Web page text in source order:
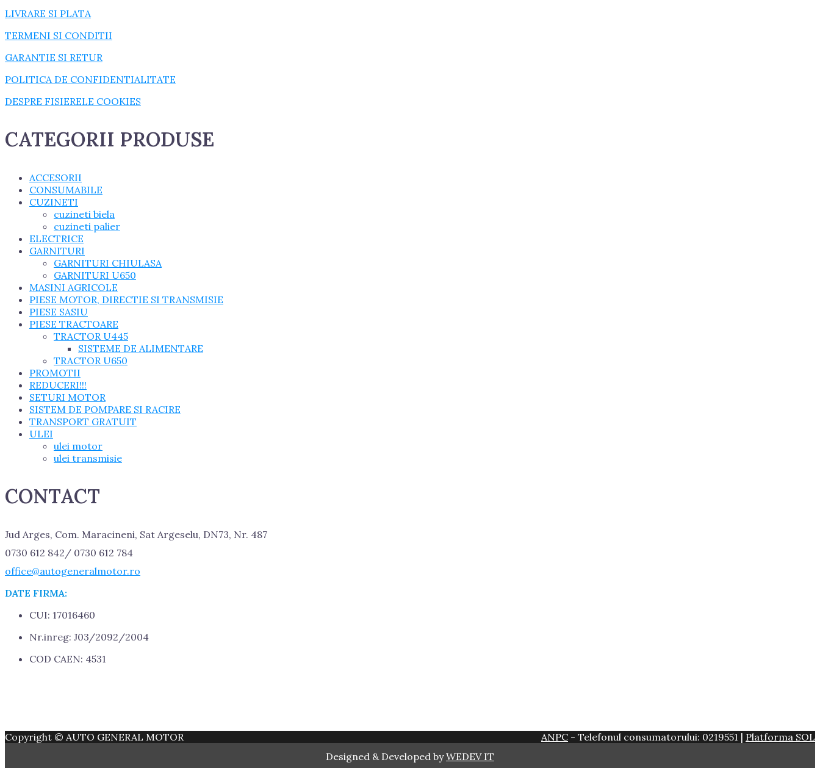
LIVRARE SI PLATA
TERMENI SI CONDITII
GARANTIE SI RETUR
POLITICA DE CONFIDENTIALITATE
DESPRE FISIERELE COOKIES
CATEGORII PRODUSE
ACCESORII
CONSUMABILE
CUZINETI
cuzineti biela
cuzineti palier
ELECTRICE
GARNITURI
GARNITURI CHIULASA
GARNITURI U650
MASINI AGRICOLE
PIESE MOTOR, DIRECTIE SI TRANSMISIE
PIESE SASIU
PIESE TRACTOARE
TRACTOR U445
SISTEME DE ALIMENTARE
TRACTOR U650
PROMOTII
REDUCERI!!!
SETURI MOTOR
SISTEM DE POMPARE SI RACIRE
TRANSPORT GRATUIT
ULEI
ulei motor
ulei transmisie
CONTACT
Jud Arges, Com. Maracineni, Sat Argeselu, DN73, Nr. 487
0730 612 842/ 0730 612 784
office@autogeneralmotor.ro
DATE FIRMA:
CUI: 17016460
Nr.inreg: J03/2092/2004
COD CAEN: 4531
Copyright © AUTO GENERAL MOTOR ANPC - Telefonul consumatorului: 0219551 | Platforma SOL
Designed & Developed byWEDEV IT